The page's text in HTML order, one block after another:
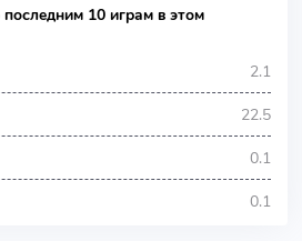
10 играм в этом
2.1
22.5
0.1
0.1